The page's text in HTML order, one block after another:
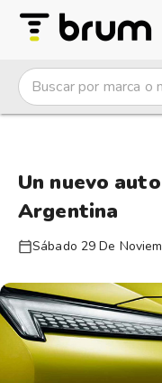
Un nuevo
Argentina
Sábado 29 De